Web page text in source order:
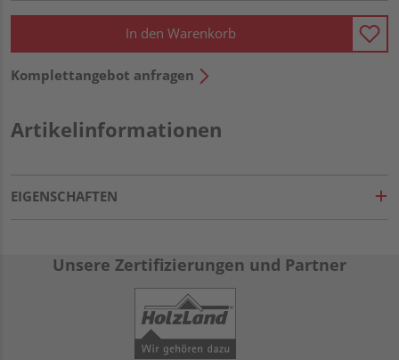
In den Warenkorb
Komplettangebot anfragen
Artikelinformationen
EIGENSCHAFTEN
Unsere Zertifizierungen und Partner